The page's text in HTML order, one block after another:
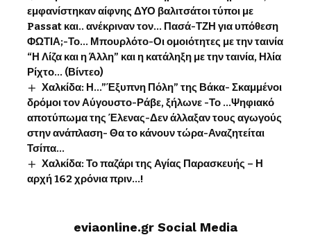
εμφανίστηκαν αίφνης ΔΥΟ βαλιτσάτοι τύποι με
Passat και.. ανέκριναν τον… Πασά-ΤΖΗ για υπόθεση
ΦΩΤΙΑ;-Το… Μπουρλότο-Οι ομοιότητες με την ταινία
“Η Λίζα και η Άλλη” και η κατάληξη με την ταινία, Ηλία
Ρίχτο… (Βίντεο)
Χαλκίδα: Η…”Έξυπνη Πόλη” της Βάκα- Σκαμμένοι
δρόμοι τον Αύγουστο-Ράβε, ξήλωνε -Το …Ψηφιακό
αποτύπωμα της Έλενας-Δεν άλλαξαν τους αγωγούς
στην ανάπλαση- Θα το κάνουν τώρα-Αναζητείται
Τσίπα…
Χαλκίδα: Το παζάρι της Αγίας Παρασκευής – Η
αρχή 162 χρόνια πριν…!
eviaonline.gr Social Media